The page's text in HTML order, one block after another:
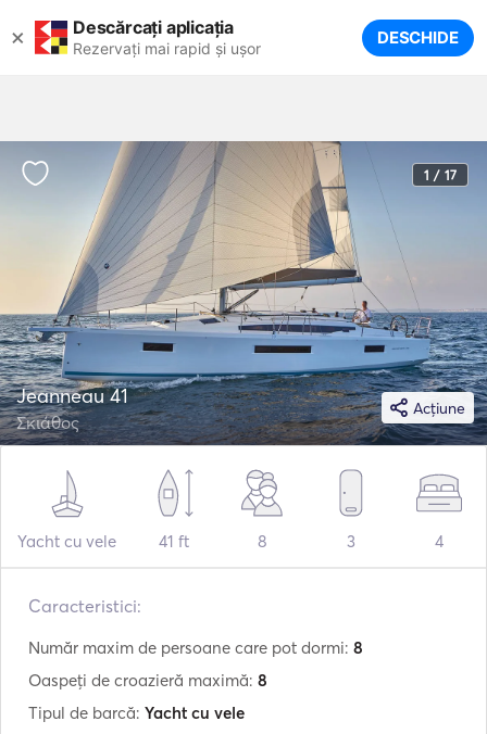
× Descărcați aplicația
Rezervați mai rapid și ușor DESCHIDE
1 / 17
Acțiune
Jeanneau 41
Σκιάθος
Yacht cu vele 41 ft 8 3 4
Caracteristici:
Număr maxim de persoane care pot dormi: 8
Oaspeți de croazieră maximă: 8
Tipul de barcă: Yacht cu vele